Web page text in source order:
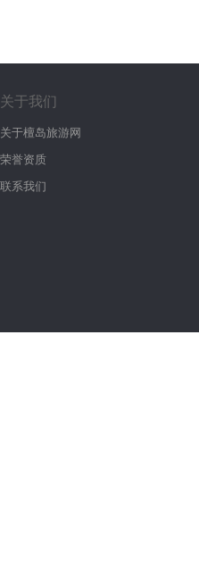
关于我们
关于檀岛旅游网
荣誉资质
联系我们